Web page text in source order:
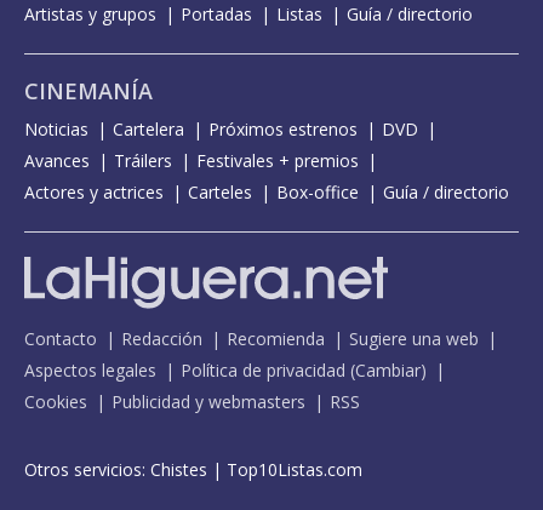
Artistas y grupos
Portadas Listas Guía / directorio
CINEMANÍA
Noticias Cartelera Próximos estrenos
DVD
Avances
Tráilers
Festivales + premios
Actores y actrices
Carteles Box-office Guía / directorio
Contacto Redacción Recomienda
Sugiere una web
Aspectos legales
Política de privacidad (Cambiar)
Cookies
Publicidad y webmasters RSS
Otros servicios: Chistes | Top10Listas.com